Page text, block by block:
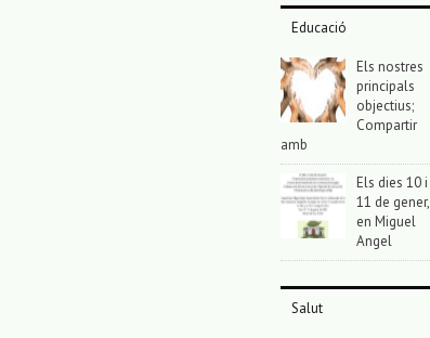
Educació
Els nostres
principals
objectius;
Compartir
amb
Els dies 10 i
11 de gener,
en Miguel
Angel
Salut